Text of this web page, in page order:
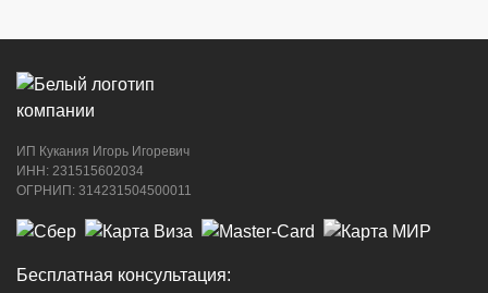
ИП Кукания Игорь Игоревич
ИНН: 231515602034
ОГРНИП: 314231504500011
Бесплатная консультация: